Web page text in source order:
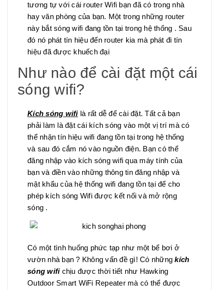
tương tự với cái router Wifi bạn đã có trong nhà
hay văn phòng của bạn. Một trong những router
này bắt sóng wifi đang tồn tại trong hệ thống . Sau
đó nó phát tín hiệu đến router kia mà phát đi tín
hiệu đã được khuếch đại
Như nào để cài đặt một cái
sóng wifi?
Kích sóng wifilà rất dễ để cài đặt. Tất cả bạn
phải làm là đặt cái kích sóng vào một vị trí mà có
thể nhận tín hiệu wifi đang tồn tại trong hệ thống
và sau đó cắm nó vào nguồn điện. Bạn có thể
đăng nhập vào kích sóng wifi qua máy tính của
bạn và điền vào những thông tin đăng nhập và
mật khẩu của hệ thống wifi đang tồn tại để cho
phép kích sóng Wifi được kết nối và mở rộng
sóng .
Có một tình huống phức tạp như một bể bơi ở
vườn nhà bạn ? Không vấn đề gì! Có nhữngkích
sóng wifichịu được thời tiết như Hawking
Outdoor Smart WiFi Repeater mà có thể được